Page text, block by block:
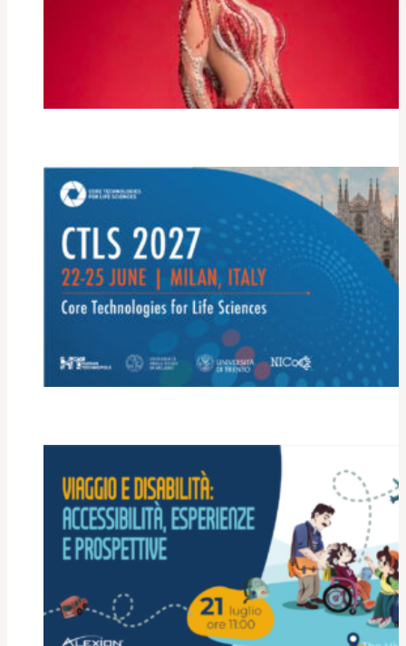
Lita Pezo al Milano Latin
Festival
Core Technologies for
Life Sciences Congress
2027